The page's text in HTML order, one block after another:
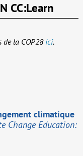
CC:Learn
de la COP28 ici.
climatique
Change Education: